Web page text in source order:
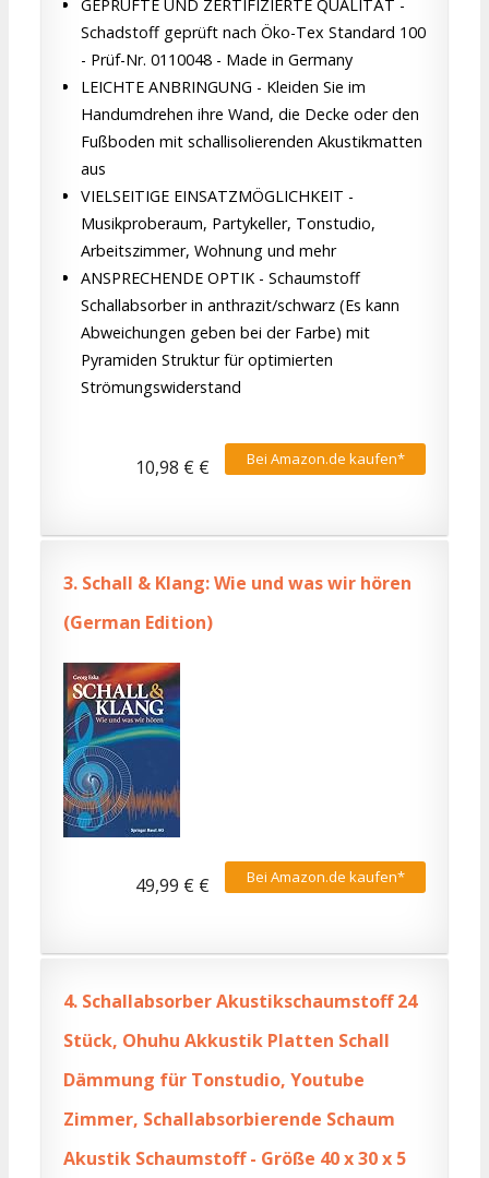
GEPRÜFTE UND ZERTIFIZIERTE QUALITÄT -
Schadstoff geprüft nach Öko-Tex Standard 100
- Prüf-Nr. 0110048 - Made in Germany
LEICHTE ANBRINGUNG - Kleiden Sie im
Handumdrehen ihre Wand, die Decke oder den
Fußboden mit schallisolierenden Akustikmatten
aus
VIELSEITIGE EINSATZMÖGLICHKEIT -
Musikproberaum, Partykeller, Tonstudio,
Arbeitszimmer, Wohnung und mehr
ANSPRECHENDE OPTIK - Schaumstoff
Schallabsorber in anthrazit/schwarz (Es kann
Abweichungen geben bei der Farbe) mit
Pyramiden Struktur für optimierten
Strömungswiderstand
Bei Amazon.de kaufen*
10,98 € €
3. Schall & Klang: Wie und was wir hören
(German Edition)
Bei Amazon.de kaufen*
49,99 € €
4. Schallabsorber Akustikschaumstoff 24
Stück, Ohuhu Akkustik Platten Schall
Dämmung für Tonstudio, Youtube
Zimmer, Schallabsorbierende Schaum
Akustik Schaumstoff - Größe 40 x 30 x 5